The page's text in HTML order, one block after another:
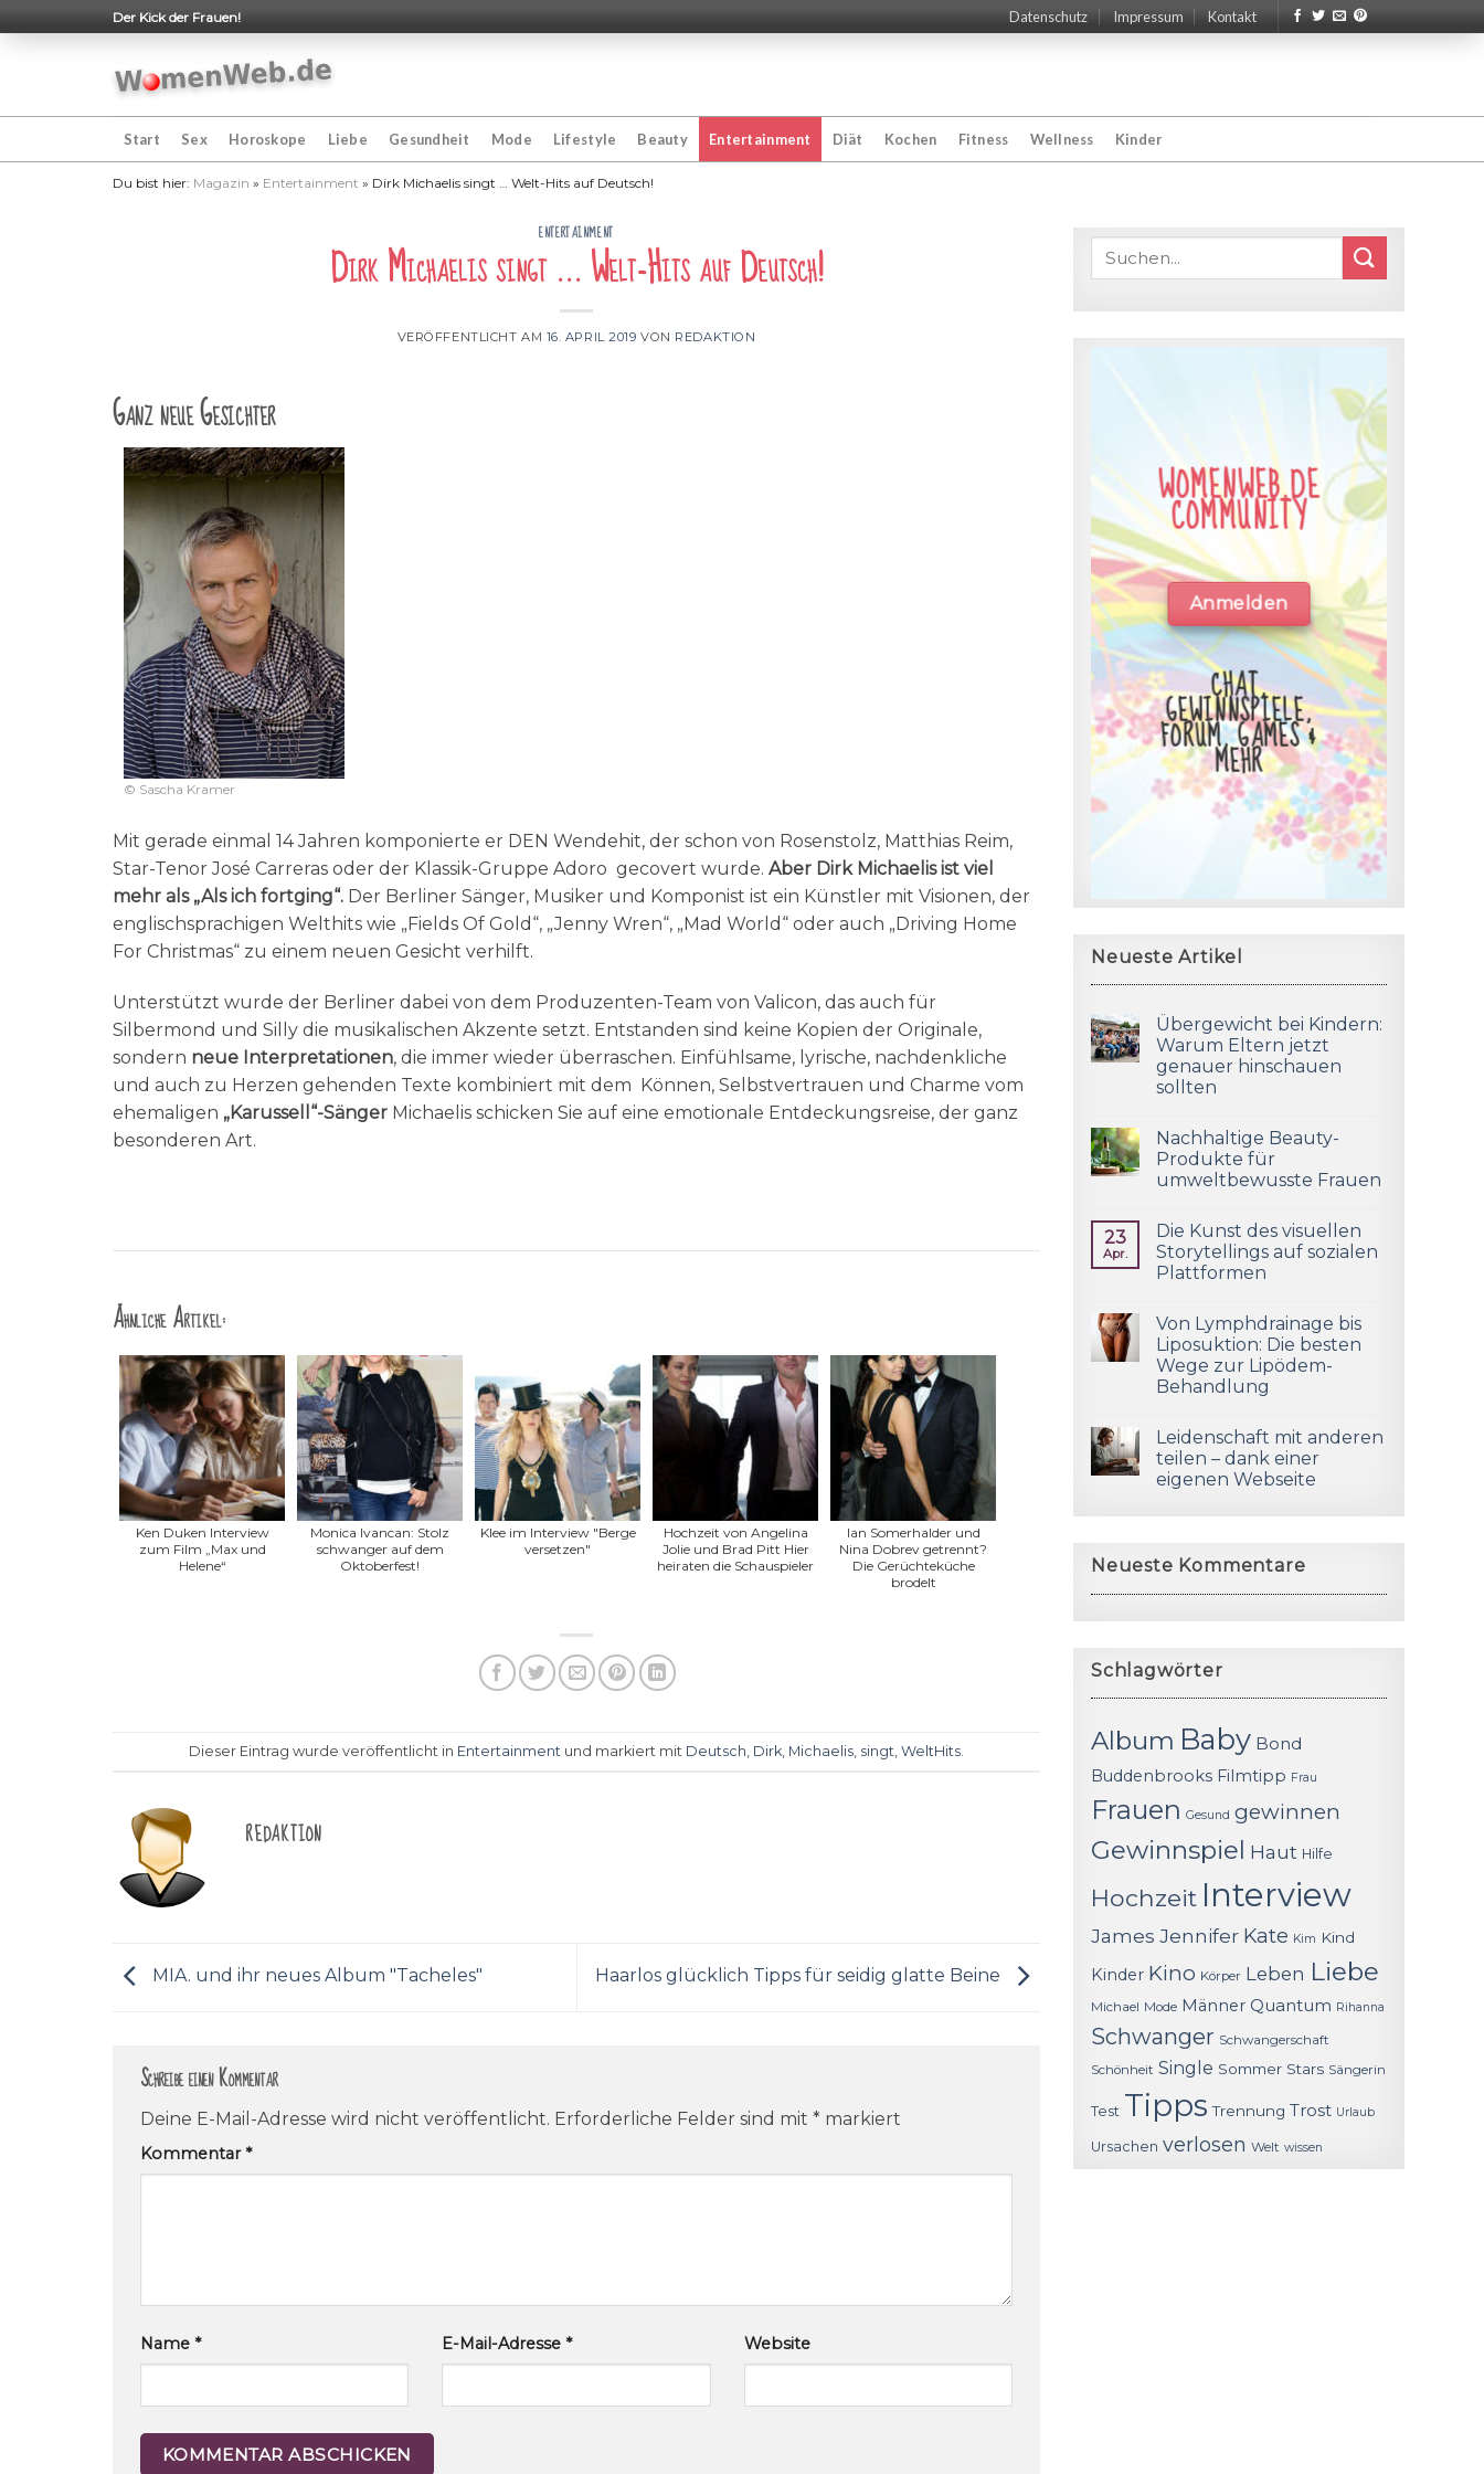
to
Der Kick der Frauen! Datenschutz Impressum Kontakt
Start Sex Horoskope Liebe Gesundheit Mode Lifestyle Beauty Entertainment Diät Kochen Fitness Wellness Kinder
Du bist hier: Magazin » Entertainment » Dirk Michaelis singt … Welt-Hits auf Deutsch!
ENTERTAINMENT
Dirk Michaelis singt … Welt-Hits auf Deutsch!
VERÖFFENTLICHT AM 16. APRIL 2019 VON REDAKTION
Ganz neue Gesichter
© Sascha Kramer
Mit gerade einmal 14 Jahren komponierte er DEN Wendehit, der schon von Rosenstolz, Matthias Reim,
Star-Tenor José Carreras oder der Klassik-Gruppe Adoro gecovert wurde. Aber Dirk Michaelis ist viel
mehr als „Als ich fortging“. Der Berliner Sänger, Musiker und Komponist ist ein Künstler mit Visionen, der
englischsprachigen Welthits wie „Fields Of Gold“, „Jenny Wren“, „Mad World“ oder auch „Driving Home
For Christmas“ zu einem neuen Gesicht verhilft.
Unterstützt wurde der Berliner dabei von dem Produzenten-Team von Valicon, das auch für
Silbermond und Silly die musikalischen Akzente setzt. Entstanden sind keine Kopien der Originale,
sondern neue Interpretationen, die immer wieder überraschen. Einfühlsame, lyrische, nachdenkliche
und auch zu Herzen gehenden Texte kombiniert mit dem Können, Selbstvertrauen und Charme vom
ehemaligen „Karussell“-Sänger Michaelis schicken Sie auf eine emotionale Entdeckungsreise, der ganz
besonderen Art.
Ähnliche Artikel:
Ken Duken Interview
zum Film „Max und
Helene“
Monica Ivancan: Stolz
schwanger auf dem
Oktoberfest!
Klee im Interview "Berge
versetzen"
Hochzeit von Angelina
Jolie und Brad Pitt Hier
heiraten die Schauspieler
Ian Somerhalder und
Nina Dobrev getrennt?
Die Gerüchteküche
brodelt
Dieser Eintrag wurde veröffentlicht in Entertainment und markiert mit Deutsch Dirk Michaelis singt WeltHits
REDAKTION
MIA. und ihr neues Album "Tacheles" Haarlos glücklich Tipps für seidig glatte Beine
Schreibe einen Kommentar
Deine E-Mail-Adresse wird nicht veröffentlicht. Erforderliche Felder sind mit * markiert
Kommentar*
Name * E-Mail-Adresse* Website
WOMENWEB.DE
COMMUNITY
Anmelden
CHAT,
GEWINNSPIELE,
FORUM, GAMES &
MEHR
Neueste Artikel
Übergewicht bei Kindern:
Warum Eltern jetzt
genauer hinschauen
sollten
Nachhaltige Beauty-
Produkte für
umweltbewusste Frauen
23
Apr.
Die Kunst des visuellen
Storytellings auf sozialen
Plattformen
Von Lymphdrainage bis
Liposuktion: Die besten
Wege zur Lipödem-
Behandlung
Leidenschaft mit anderen
teilen – dank einer
eigenen Webseite
Neueste Kommentare
Schlagwörter
Album Baby Bond
Buddenbrooks Filmtipp Frau
Frauen Gesund gewinnen
Gewinnspiel Haut Hilfe
Hochzeit Interview
James Jennifer Kate Kim Kind
Kinder Kino Körper Leben Liebe
Michael Mode Männer Quantum Rihanna
Schwanger Schwangerschaft
Schönheit Single Sommer Stars Sängerin
Test Tipps Trennung Trost Urlaub
Ursachen verlosen Welt wissen